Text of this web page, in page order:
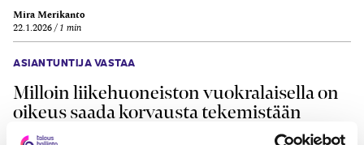
Mira Merikanto
22.1.2026 1 min
ASIANTUNTIJA VASTAA
Milloin liikehuoneiston vuokralaisella on
oikeus saada korvausta tekemistään
muutos- ja/tai korjaustöistä?